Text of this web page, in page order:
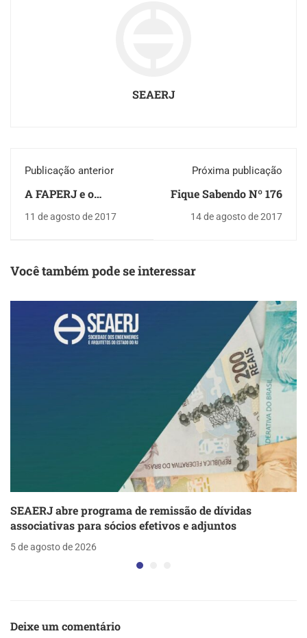
SEAERJ
Publicação anterior
A FAPERJ e o
Estadual
11 de agosto de 2017
Próxima publicação
Fique Sabendo Nº 176
14 de agosto de 2017
Você também pode se interessar
SEAERJ abre programa de remissão de dívidas
associativas para sócios efetivos e adjuntos
5 de agosto de 2026
Deixe um comentário